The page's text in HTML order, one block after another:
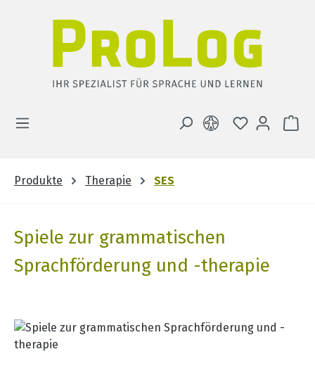
DU HAST 0
Produkte Therapie SES
Spiele zur grammatischen
Sprachförderung und -therapie
Bildergalerie überspringen